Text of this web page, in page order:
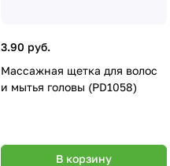
3.90 руб.
Массажная щетка для волос
и мытья головы (PD1058)
В корзину